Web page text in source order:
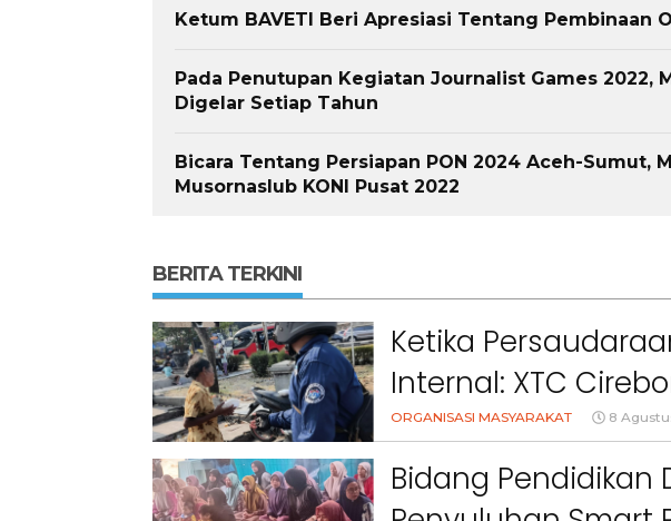
Ketum BAVETI Beri Apresiasi Tentang Pembinaan
Pada Penutupan Kegiatan Journalist Games 2022,
Digelar Setiap Tahun
Bicara Tentang Persiapan PON 2024 Aceh-Sumut,
Musornaslub KONI Pusat 2022
BERITA TERKINI
Ketika
Internal: XTC
Masyarakat
ORGANISASI MASYARAKAT 8
Bidang Pendidikan